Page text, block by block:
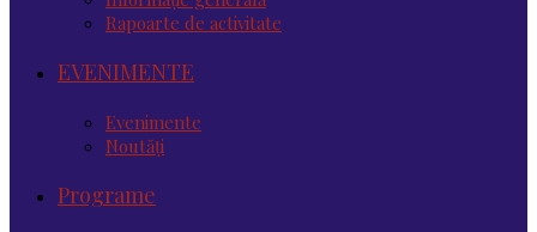
Rapoarte de activitate
EVENIMENTE
Evenimente
Noutăţi
Programe